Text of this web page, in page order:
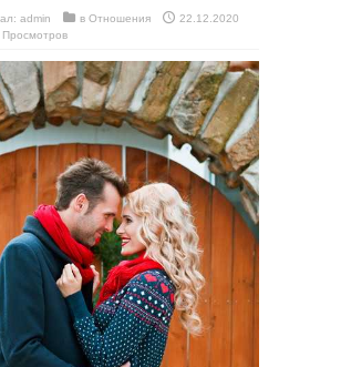
admin в Отношения
22.12.2020
Просмотров